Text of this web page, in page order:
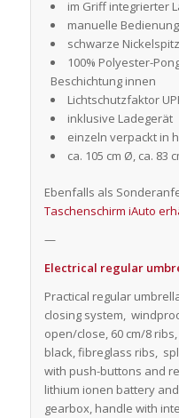
im Griff integrierter
manuelle
schwarze
100% Polyester-
Beschichtung innen
Lichtschutzfaktor
inklusive Ladegerät
einzeln verpackt in
ca. 105 cm Ø, ca. 83
Ebenfalls als
Taschenschirm iAuto
—
Electrical regular
Practical regular
closing system,
open/close, 60 cm/8
black, fibreglass ribs,
with push-buttons and
lithium ionen battery
gearbox, handle with